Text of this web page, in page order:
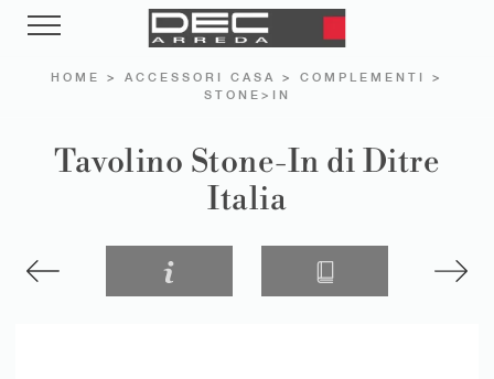
HOME > ACCESSORI CASA > COMPLEMENTI
>
STONE>IN
Tavolino Stone-In di Ditre
Italia